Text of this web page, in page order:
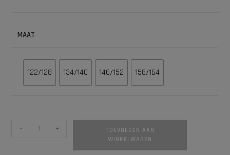
MAAT
122/128 134/140 146/152 158/164
- +
TOEVOEGEN AAN
WINKELWAGEN